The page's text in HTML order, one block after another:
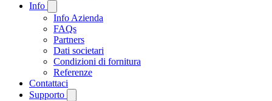
Info
Info Azienda
FAQs
Partners
Dati societari
Condizioni di fornitura
Referenze
Contattaci
Supporto